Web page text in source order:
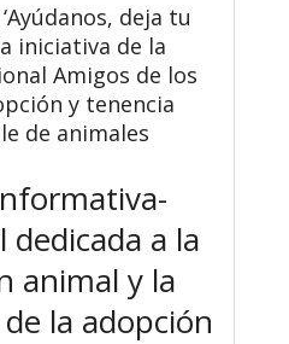
deja tu
iniciativa de la
Amigos de los
y tenencia
de animales
dedicada a la
animal y la
la adopción